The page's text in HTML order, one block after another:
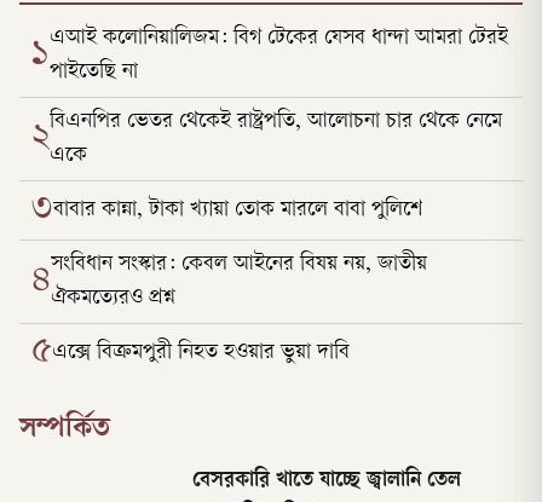
১এআই কলোনিয়ালিজম: বিগ টেকের যেসব ধান্দা আমরা টেরই
পাইতেছি না
২বিএনপির ভেতর থেকেই রাষ্ট্রপতি, আলোচনা চার থেকে নেমে
একে
৩বাবার কান্না, টাকা খ্যায়া তোক মারলে বাবা পুলিশে
৪সংবিধান সংস্কার: কেবল আইনের বিষয় নয়, জাতীয়
ঐকমত্যেরও প্রশ্ন
৫এক্সে বিক্রমপুরী নিহত হওয়ার ভুয়া দাবি
সম্পর্কিত
বেসরকারি খাতে যাচ্ছে জ্বালানি তেল